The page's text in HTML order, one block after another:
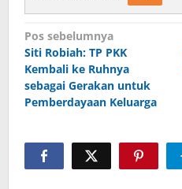
Navigasi
pos
Pos sebelumnya
Siti Robiah: TP PKK
Kembali ke Ruhnya
sebagai Gerakan untuk
Pemberdayaan Keluarga